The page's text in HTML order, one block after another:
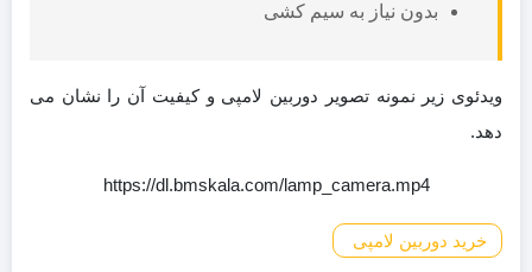
بدون نیاز به سیم کشی
ویدئوی زیر نمونه تصویر دوربین لامپی و کیفیت آن را نشان می
دهد.
https://dl.bmskala.com/lamp_camera.mp4
خرید دوربین لامپی